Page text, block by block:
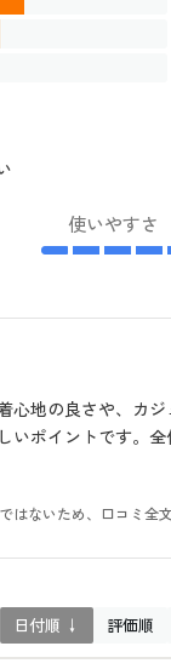
使いやすさ
地の良さや、カ
ポイントです。
ないため、口コミ全
日付順 ↓ 評価順